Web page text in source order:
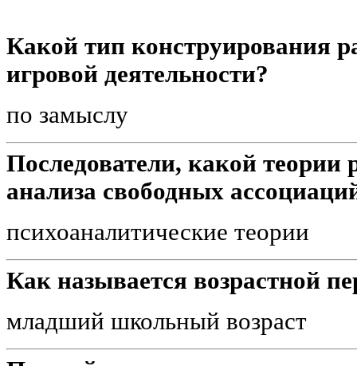
Какой тип конструирования
игровой деятельности?
по замыслу
Последователи, какой теории
анализа свободных
психоаналитические теории
Как называется возрастной
младший школьный возраст